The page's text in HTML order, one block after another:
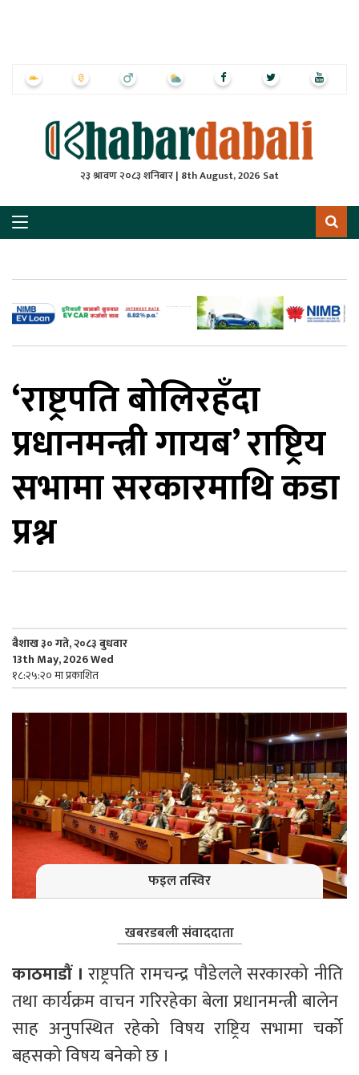
२३ श्रावण २०८३ शनिबार | 8th August, 2026 Sat
‘राष्ट्रपति बोलिरहँदा
प्रधानमन्त्री गायब’ राष्ट्रिय
सभामा सरकारमाथि कडा
प्रश्न
बैशाख ३० गते, २०८३ बुधवार
13th May, 2026 Wed
१८:२५:२० मा प्रकाशित
फइल तस्विर
खबरडबली संवाददाता
काठमाडौं । राष्ट्रपति रामचन्द्र पाैडेलले सरकारको नीति
तथा कार्यक्रम वाचन गरिरहेका बेला प्रधानमन्त्री बालेन
साह अनुपस्थित रहेको विषय राष्ट्रिय सभामा चर्को
बहसको विषय बनेको छ ।